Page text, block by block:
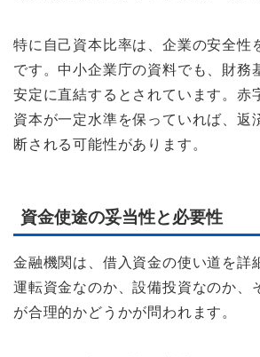
特に自己資本比率は、企業の安全性
です。中小企業庁の資料でも、財務
安定に直結するとされています。赤
資本が一定水準を保っていれば、返
断される可能性があります。
資金使途の妥当性と必要性
金融機関は、借入資金の使い道を詳
運転資金なのか、設備投資なのか、
が合理的かどうかが問われます。